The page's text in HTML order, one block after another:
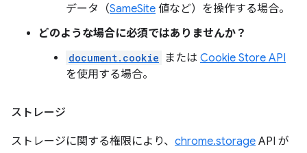
データ（SameSite 値など）を操作する場合。
どのような場合に必須ではありませんか？
document.cookie または Cookie Store API
を使用する場合。
ストレージ
ストレージに関する権限により、 chrome.storage API が